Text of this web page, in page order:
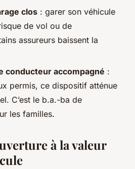
clos : garer son véhicule
de vol ou de
assureurs baissent la
conducteur accompagné :
permis, ce dispositif atténue
C’est le b.a.-ba de
les familles.
à la valeur